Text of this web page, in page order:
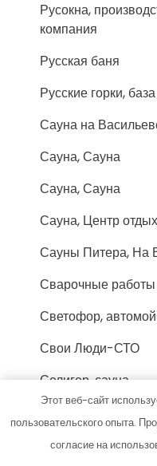
Русокна,
компания
Русская баня
Русские горки,
Сауна на
Сауна, Сауна
Сауна, Сауна
Сауна, Центр
Сауны Питера, На
Сварочные работы
Светофор,
Свои Люди-СТО
Селигер, сауна
Сибирские бани,
комплекс
Этот веб-сайт
пользовательского опыта.
согласие на